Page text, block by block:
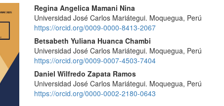
Contenido
principal
del
artículo
Regina Angelica Mamani Nina
Universidad José Carlos Mariátegui. Moquegua, Perú
https://orcid.org/0009-0000-8413-2067
Betsabeth Yuliana Huanca Chambi
Universidad José Carlos Mariátegui. Moquegua, Perú
https://orcid.org/0009-0007-4503-7404
Daniel Wilfredo Zapata Ramos
Universidad José Carlos Mariátegui. Moquegua, Perú
https://orcid.org/0000-0002-2180-0643